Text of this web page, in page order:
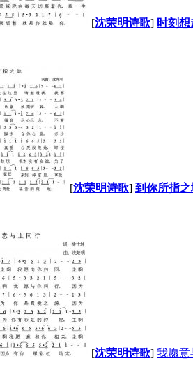
[沈荣明诗歌] 时刻
[沈荣明诗歌] 到你所指之
[沈荣明诗歌] 我愿意